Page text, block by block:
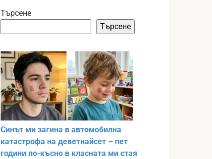
Търсене
Търсене
Синът ми загина в автомобилна
катастрофа на деветнайсет – пет
години по-късно в класната ми стая